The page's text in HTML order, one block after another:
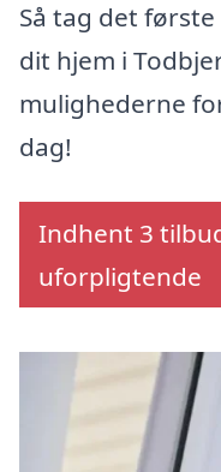
Så tag det
dit hjem i
mulighederne
dag!
Indhent 3
uforpligtende